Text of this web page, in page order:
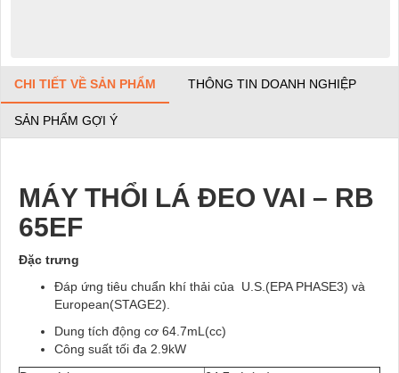
CHI TIẾT VỀ SẢN PHẨM THÔNG TIN DOANH NGHIỆP
SẢN PHẨM GỢI Ý
MÁY THỔI LÁ ĐEO VAI – RB
65EF
Đặc trưng
Đáp ứng tiêu chuẩn khí thải của U.S.(EPA PHASE3) và
European(STAGE2).
Dung tích động cơ 64.7mL(cc)
Công suất tối đa 2.9kW